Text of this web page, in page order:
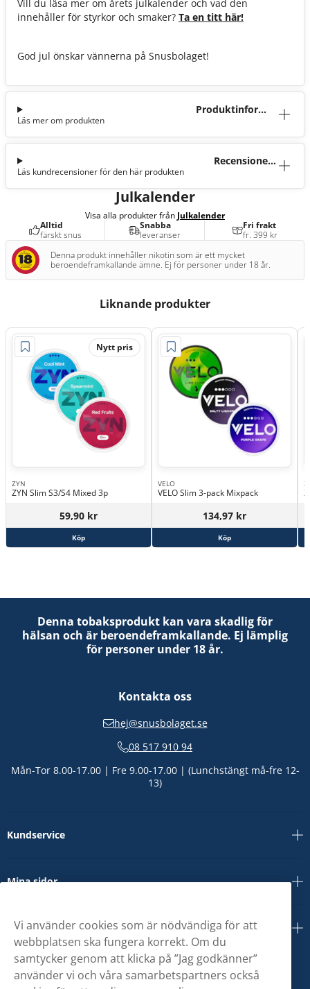
Vill du läsa mer om årets julkalender och vad den
innehåller för styrkor och smaker? Ta en titt här!
God jul önskar vännerna på Snusbolaget!
Produktinforma
Läs mer om produkten
Recensioner
Läs kundrecensioner för den här produkten
Julkalender
Visa alla produkter från Julkalender
Alltid
färskt snus
Snabba
leveranser
Fri frakt
fr. 399 kr
Denna produkt innehåller nikotin som är ett mycket
beroendeframkallande ämne. Ej för personer under 18 år.
Liknande produkter
Nytt pris
ZYN
ZYN Slim S3/S4 Mixed 3p
59,90 kr
Köp
VELO
VELO Slim 3-pack Mixpack
134,97 kr
Köp
Denna tobaksprodukt kan vara skadlig för
hälsan och är beroendeframkallande. Ej lämplig
för personer under 18 år.
Kontakta oss
hej@snusbolaget.se
08 517 910 94
Mån-Tor 8.00-17.00 | Fre 9.00-17.00 | (Lunchstängt må-fre 12-
13)
Kundservice
Mina sidor
Om oss
Vi använder cookies som är nödvändiga för att
webbplatsen ska fungera korrekt. Om du
samtycker genom att klicka på ”Jag godkänner”
använder vi och våra samarbetspartners också